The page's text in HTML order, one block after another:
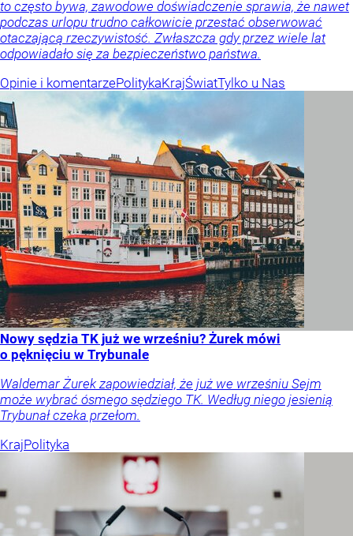
to często bywa, zawodowe doświadczenie sprawia, że nawet
podczas urlopu trudno całkowicie przestać obserwować
otaczającą rzeczywistość. Zwłaszcza gdy przez wiele lat
odpowiadało się za bezpieczeństwo państwa.
Opinie i komentarzePolitykaKrajŚwiatTylko u Nas
Nowy sędzia TK już we wrześniu? Żurek mówi
o pęknięciu w Trybunale
Waldemar Żurek zapowiedział, że już we wrześniu Sejm
może wybrać ósmego sędziego TK. Według niego jesienią
Trybunał czeka przełom.
KrajPolityka